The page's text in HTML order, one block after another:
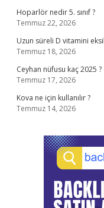
Hoparlör nedir 5. sınıf ?
Temmuz 22, 2026
Uzun süreli D vitamini
Temmuz 18, 2026
Ceyhan nüfusu kaç 2025 ?
Temmuz 17, 2026
Kova ne için kullanılır ?
Temmuz 14, 2026